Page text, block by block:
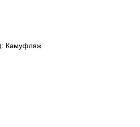
Камуфляж